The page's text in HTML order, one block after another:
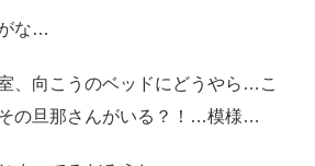
な…
、向こうのベッドにどうやら…こ
の旦那さんがいる？！…模様…